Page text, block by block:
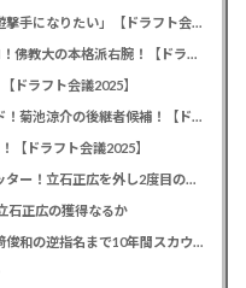
カープドラ6西川篤夢！「日本を代表する遊撃手になりたい」【ドラフト会議2025】
カープドラ5赤木晴哉！191cm最速153キロ！佛教大の本格派右腕！【ドラフト会議2025】
ドラフト会議2025】
カープドラ3勝田成！近畿大163cmセカンド！菊池涼介の後継者候補！【ドラフト会議2025】
【ドラフト会議2025】
カープドラ1平川蓮！187cmのスイッチヒッター！立石正広を外し2度目の重複も新井監督がクジを引き当てる！【ドラフト会議2025】
石正広の獲得なるか
緒方孝市カープドラ3指名で青学出禁！澤﨑俊和の逆指名まで10年間スカウト出禁